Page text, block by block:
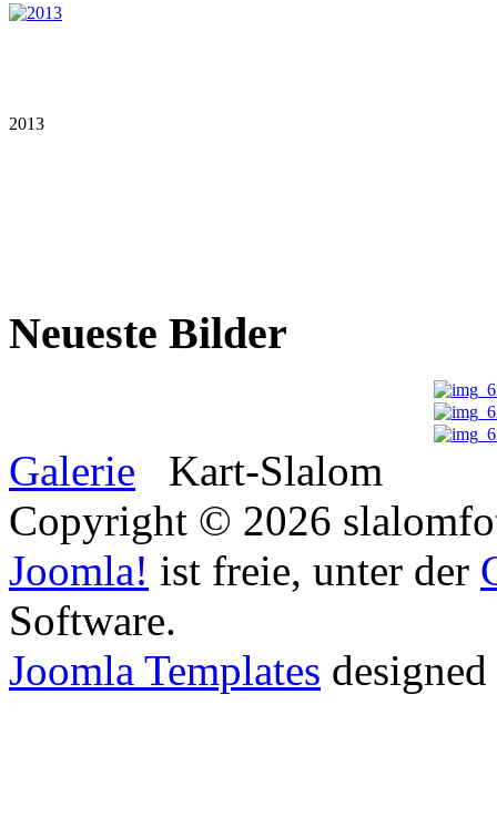
2013
Neueste Bilder
Galerie
Kart-Slalom
Copyright © 2026
Joomla! ist freie, unter der
Software.
Joomla Templates